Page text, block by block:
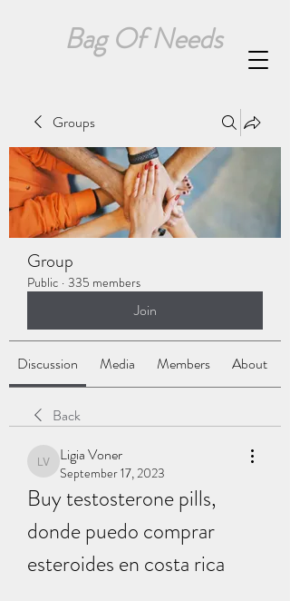
Bag Of Needs
Groups
Group
Public · 335 members
Join
Discussion Media Members About
Back
Ligia Voner
Ligia Voner
September 17, 2023
Buy testosterone pills,
donde puedo comprar
esteroides en costa rica